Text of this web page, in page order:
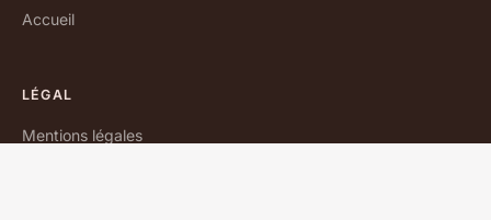
Accueil
LÉGAL
Mentions légales